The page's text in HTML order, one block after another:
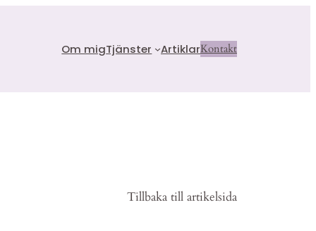
Om migTjänster ArtiklarKontakt
Tillbaka till artikelsida